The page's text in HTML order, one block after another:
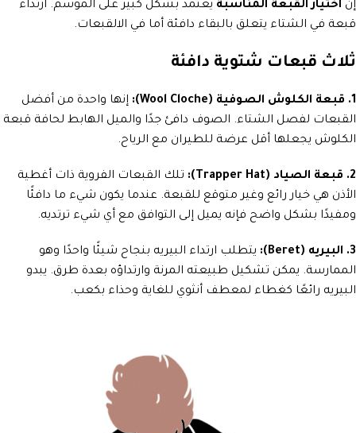
إن اختيار القبعة المناسبة يعتمد بشكل كبير على الموسم. ارتداء
قبعة في الشتاء يتعلق بالبقاء دافئة أما في الالقبعات.
ثلاث قبعات شتوية دافئة
1. قبعة الكلوش الصوفية (Wool Cloche):
إنها واحدة من أفضل
القبعات لفصل الشتاء. الصوف دافئ جدًا والميل الهابط لحافة قبعة
الكلوش يجعلها أقل عرضة للطيران مع الرياح.
2. قبعة الصياد (Trapper Hat):
تلك القبعات الفروية ذات أغطية
الأذن هي خيار رائع وغير متوقع للقبعة. عندما يكون شيء ما دافئًا
ومفيدًا بشكل واضح فإنه يميل إلى التوافق مع أي شيء ترتديه.
3. البيريه (Beret):
يتطلب ارتداء البيريه بنجاح شيئًا واحدًا وهو
الممارسة. يمكن تشكيل طبيعته المرنة وارتداؤه بعدة طرق. يبدو
البيريه رائعًا كغطاء لمعطف أنثوي للغاية وحذاء بكعب.